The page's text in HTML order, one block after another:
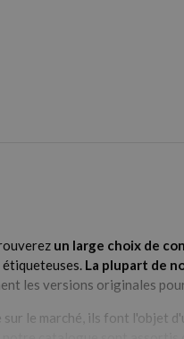
un large choix de
étiqueteuses. La plupart de
les versions originales
sur le marché, ils font l'objet